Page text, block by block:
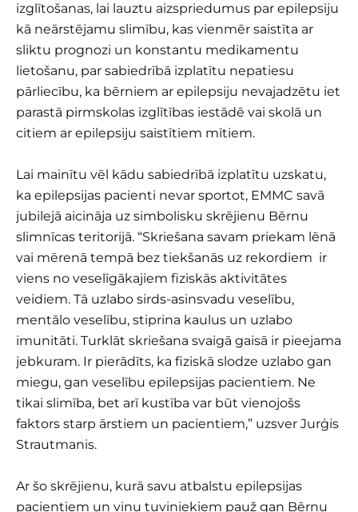
izglītošanas, lai lauztu aizspriedumus par epilepsiju
kā neārstējamu slimību, kas vienmēr saistīta ar
sliktu prognozi un konstantu medikamentu
lietošanu, par sabiedrībā izplatītu nepatiesu
pārliecību, ka bērniem ar epilepsiju nevajadzētu iet
parastā pirmskolas izglītības iestādē vai skolā un
citiem ar epilepsiju saistītiem mītiem.
Lai mainītu vēl kādu sabiedrībā izplatītu uzskatu,
ka epilepsijas pacienti nevar sportot, EMMC savā
jubilejā aicināja uz simbolisku skrējienu Bērnu
slimnīcas teritorijā. “Skriešana savam priekam lēnā
vai mērenā tempā bez tiekšanās uz rekordiem ir
viens no veselīgākajiem fiziskās aktivitātes
veidiem. Tā uzlabo sirds-asinsvadu veselību,
mentālo veselību, stiprina kaulus un uzlabo
imunitāti. Turklāt skriešana svaigā gaisā ir pieejama
jebkuram. Ir pierādīts, ka fiziskā slodze uzlabo gan
miegu, gan veselību epilepsijas pacientiem. Ne
tikai slimība, bet arī kustība var būt vienojošs
faktors starp ārstiem un pacientiem,” uzsver Jurģis
Strautmanis.
Ar šo skrējienu, kurā savu atbalstu epilepsijas
pacientiem un viņu tuviniekiem pauž gan Bērnu